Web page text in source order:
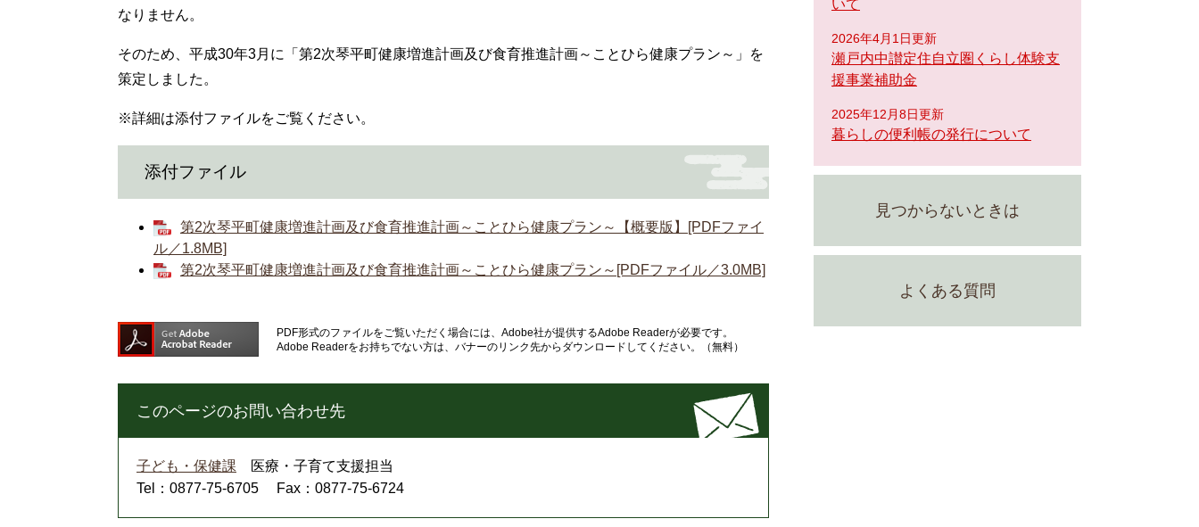
なりません。
そのため、平成30年3月に「第2次琴平町健康増進計画及び食育推進計画～ことひら健康プラン～」を
策定しました。
※詳細は添付ファイルをご覧ください。
添付ファイル
第2次琴平町健康増進計画及び食育推進計画～ことひら健康プラン～【概要版】[PDFファイ
ル／1.8MB]
第2次琴平町健康増進計画及び食育推進計画～ことひら健康プラン～[PDFファイル／3.0MB]
PDF形式のファイルをご覧いただく場合には、Adobe社が提供するAdobe Readerが必要です。
Adobe Readerをお持ちでない方は、バナーのリンク先からダウンロードしてください。（無料）
このページのお問い合わせ先
子ども・保健課
医療・子育て支援担当
Tel：0877-75-6705
Fax：0877-75-6724
いて
2026年4月1日更新
瀬戸内中讃定住自立圏くらし体験支
援事業補助金
2025年12月8日更新
暮らしの便利帳の発行について
見つからないときは
よくある質問